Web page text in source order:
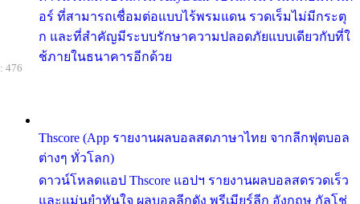
อร์ ที่สามารถเชื่อมต่อแบบไร้พรมแดน รวดเร็มไม่มีกระตุ
ก และที่สำคัญมีระบบรักษาความปลอดภัยแบบเดียวกับที่ใ
ช้ภายในธนาคารอีกด้วย
Thscore (App รายงานผลบอลสดภาษาไทย จากลีกฟุตบอล
ต่างๆ ทั่วโลก)
ดาวน์โหลดแอป Thscore แอปฯ รายงานผลบอลสดรวดเร็ว
และแม่นยำทันใจ ผลบอลลีกดัง พรีเมียร์ลีก อังกฤษ กัลโช่
476